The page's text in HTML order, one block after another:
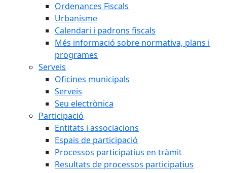
Ordenances Fiscals
Urbanisme
Calendari i padrons fiscals
Més informació sobre normativa, plans i
programes
Serveis
Oficines municipals
Serveis
Seu electrònica
Participació
Entitats i associacions
Espais de participació
Processos participatius en tràmit
Resultats de processos participatius